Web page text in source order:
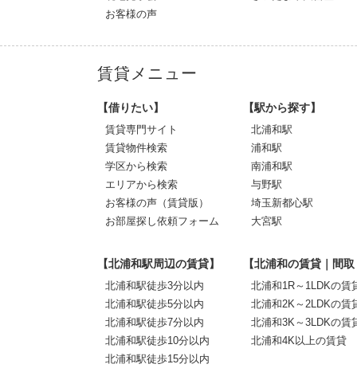
お客様の声
賃貸メニュー
【借りたい】
賃貸専門サイト
賃貸物件検索
学区から検索
エリアから検索
お客様の声（賃貸版）
お部屋探し依頼フォーム
【駅から探す】
北浦和駅
浦和駅
南浦和駅
与野駅
埼玉新都心駅
大宮駅
【北浦和駅周辺の賃貸】
北浦和駅徒歩3分以内
北浦和駅徒歩5分以内
北浦和駅徒歩7分以内
北浦和駅徒歩10分以内
北浦和駅徒歩15分以内
【北浦和の賃貸｜間
北浦和1R～1LDKの賃
北浦和2K～2LDKの賃
北浦和3K～3LDKの賃
北浦和4K以上の賃貸